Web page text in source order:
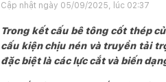
Cập nhật ngày 05/09/2025, lúc 02:37
Trong kết cấu bê tông cốt thép
cấu kiện chịu nén và truyền tải
đặc biệt là các lực cắt và biến